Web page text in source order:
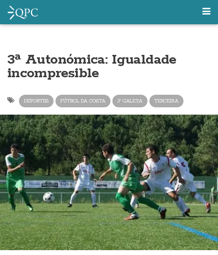
3ª Autonómica: Igualdade
incompresible
DEPORTES FÚTBOL DA COSTA 3ª GALICIA TERCEIRA